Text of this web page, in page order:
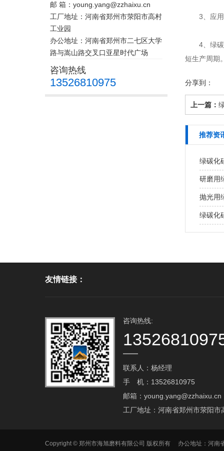
邮 箱：young.yang@zzhaixu.cn
工厂地址：河南省郑州市荥阳市高村
工业园
办公地址：河南省郑州市二七区大学
路与嵩山路交叉口亚星时代广场
咨询热线
13526810975
3、应用在
4、绿碳化
短生产周期
分享到：
上一篇：
推荐资
绿碳化
研磨用
抛光用
绿碳化
友情链接：
咨询热线:
联系人：杨经理
手 机：13526810975
邮箱：young.yang@zzhaixu.cn
工厂地址：河南省郑州市荥阳市
Copyright © 郑州市海旭磨料有限公司 版权所有 办公地址：河